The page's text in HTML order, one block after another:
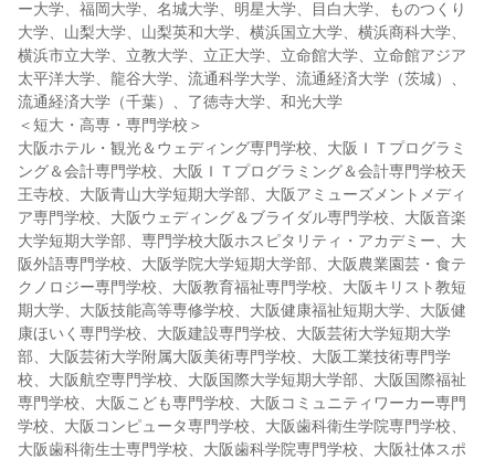
ー大学、福岡大学、名城大学、明星大学、目白大学、ものつくり
大学、山梨大学、山梨英和大学、横浜国立大学、横浜商科大学、
横浜市立大学、立教大学、立正大学、立命館大学、立命館アジア
太平洋大学、龍谷大学、流通科学大学、流通経済大学（茨城）、
流通経済大学（千葉）、了徳寺大学、和光大学
＜短大・高専・専門学校＞
大阪ホテル・観光＆ウェディング専門学校、大阪ＩＴプログラミ
ング＆会計専門学校、大阪ＩＴプログラミング＆会計専門学校天
王寺校、大阪青山大学短期大学部、大阪アミューズメントメディ
ア専門学校、大阪ウェディング＆ブライダル専門学校、大阪音楽
大学短期大学部、専門学校大阪ホスピタリティ・アカデミー、大
阪外語専門学校、大阪学院大学短期大学部、大阪農業園芸・食テ
クノロジー専門学校、大阪教育福祉専門学校、大阪キリスト教短
期大学、大阪技能高等専修学校、大阪健康福祉短期大学、大阪健
康ほいく専門学校、大阪建設専門学校、大阪芸術大学短期大学
部、大阪芸術大学附属大阪美術専門学校、大阪工業技術専門学
校、大阪航空専門学校、大阪国際大学短期大学部、大阪国際福祉
専門学校、大阪こども専門学校、大阪コミュニティワーカー専門
学校、大阪コンピュータ専門学校、大阪歯科衛生学院専門学校、
大阪歯科衛生士専門学校、大阪歯科学院専門学校、大阪社体スポ